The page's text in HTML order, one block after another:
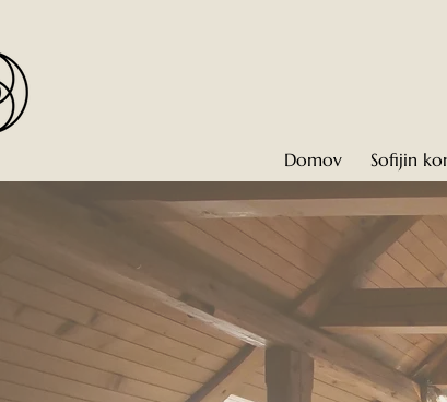
Domov Sofijin